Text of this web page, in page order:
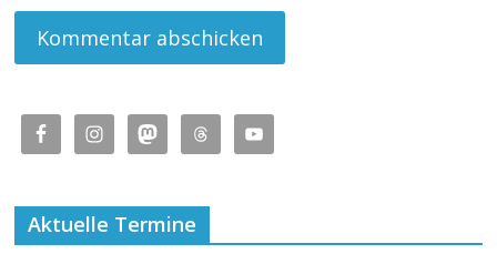
Aktuelle Termine